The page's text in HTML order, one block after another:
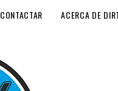
CONTACTAR ACERCA DE